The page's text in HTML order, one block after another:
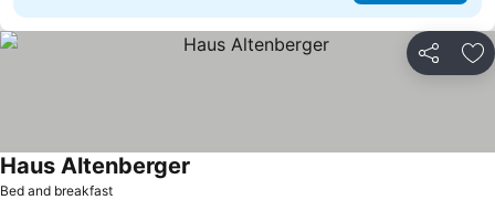
Del
Bed and breakfast
Haus Altenberger